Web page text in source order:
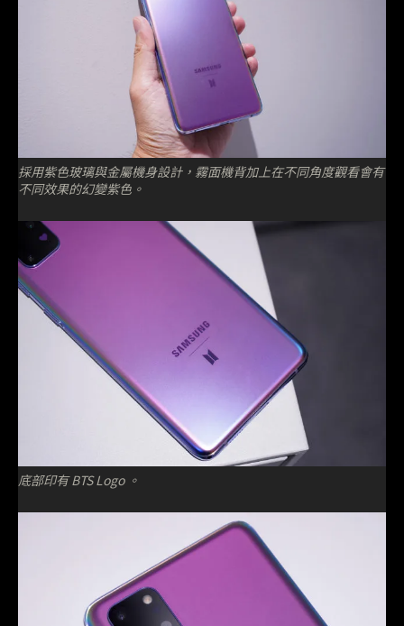
採用紫色玻璃與金屬機身設計，霧面機背加上在不同角度觀看會有
不同效果的幻變紫色。
底部印有 BTS Logo 。